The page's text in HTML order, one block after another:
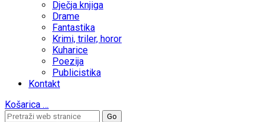
Dječja knjiga
Drame
Fantastika
Krimi, triler, horor
Kuharice
Poezija
Publicistika
Kontakt
Košarica …